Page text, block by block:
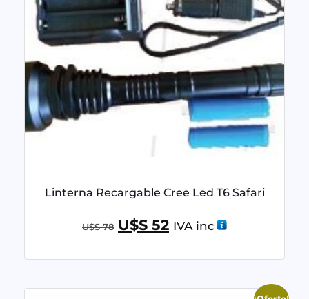
Linterna Recargable Cree Led T6 Safari
U$S78 U$S 52 IVA inc